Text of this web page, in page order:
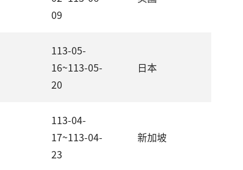
09
113-05-
16~113-05-
20
日本
113-04-
17~113-04-
23
新加坡